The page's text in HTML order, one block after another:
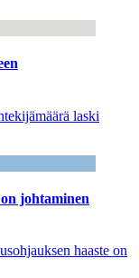
laski
johtaminen
haaste on